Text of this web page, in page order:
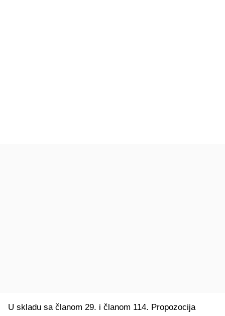
U skladu sa članom 29. i članom 114. Propozocija